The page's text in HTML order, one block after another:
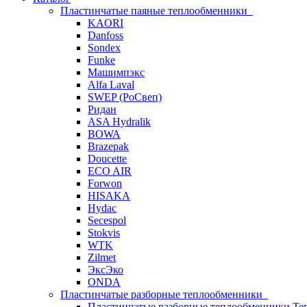
Пластинчатые паяные теплообменники
KAORI
Danfoss
Sondex
Funke
Машимпэкс
Alfa Laval
SWEP (РоСвеп)
Ридан
ASA Hydralik
BOWA
Brazepak
Doucette
ECO AIR
Forwon
HISAKA
Hydac
Secespol
Stokvis
WTK
Zilmet
ЭксЭко
ONDA
Пластинчатые разборные теплообменники